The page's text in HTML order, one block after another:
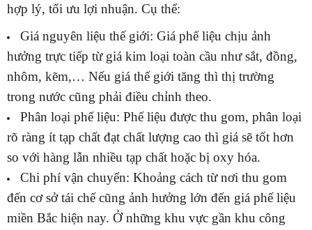
hợp lý, tối ưu lợi nhuận. Cụ thể:
Giá nguyên liệu thế giới: Giá phế liệu chịu ảnh
hưởng trực tiếp từ giá kim loại toàn cầu như sắt, đồng,
nhôm, kẽm,… Nếu giá thế giới tăng thì thị trường
trong nước cũng phải điều chỉnh theo.
Phân loại phế liệu: Phế liệu được thu gom, phân loại
rõ ràng ít tạp chất đạt chất lượng cao thì giá sẽ tốt hơn
so với hàng lẫn nhiều tạp chất hoặc bị oxy hóa.
Chi phí vận chuyển: Khoảng cách từ nơi thu gom
đến cơ sở tái chế cũng ảnh hưởng lớn đến giá phế liệu
miền Bắc hiện nay. Ở những khu vực gần khu công